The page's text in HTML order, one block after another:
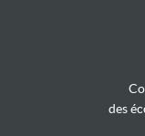
des